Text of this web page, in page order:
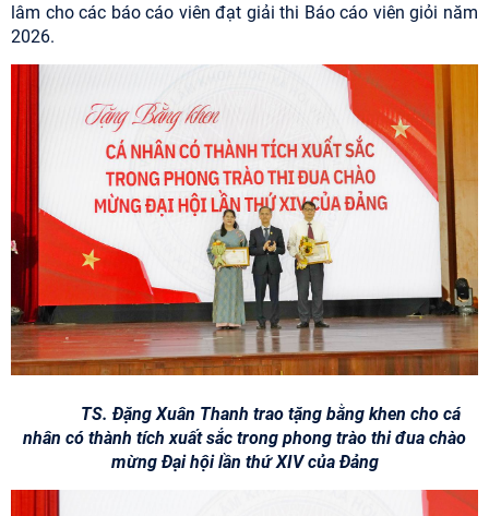
lâm cho các báo cáo viên đạt giải thi Báo cáo viên giỏi năm
2026.
TS. Đặng Xuân Thanh trao tặng bằng khen cho cá
nhân có thành tích xuất sắc trong phong trào thi đua chào
mừng Đại hội lần thứ XIV của Đảng